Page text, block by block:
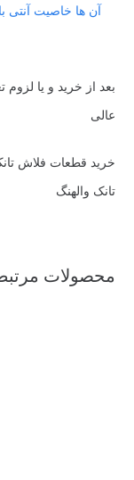
آن ها خاصیت آنتی
بعد از خرید و یا لزوم
عالی
خرید قطعات فلاش
تانک والهنگ
محصولات